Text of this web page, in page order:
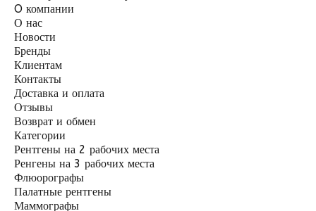
O компании
О нас
Новости
Бренды
Клиентам
Контакты
Доставка и оплата
Отзывы
Возврат и обмен
Категории
Рентгены на 2 рабочих места
Ренгены на 3 рабочих места
Флюорографы
Палатные рентгены
Маммографы